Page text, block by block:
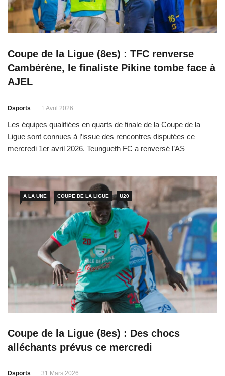
Coupe de la Ligue (8es) : TFC renverse
Cambérène, le finaliste Pikine tombe face à
AJEL
Dsports 1 Avril 2026
Les équipes qualifiées en quarts de finale de la Coupe de la
Ligue sont connues à l’issue des rencontres disputées ce
mercredi 1er avril 2026. Teungueth FC a renversé l’AS
rideaux sont tombés sur les […]
A LA UNE COUPE DE LA LIGUE U20
Coupe de la Ligue (8es) : Des chocs
alléchants prévus ce mercredi
Dsports 31 Mars 2026